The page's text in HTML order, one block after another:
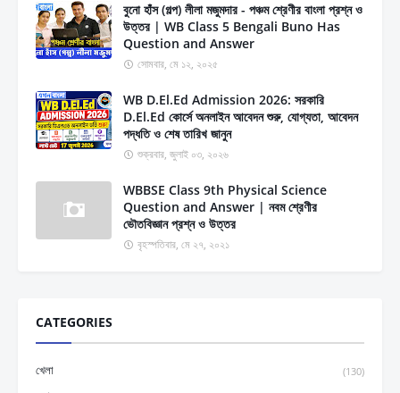
বুনো হাঁস (গল্প) লীলা মজুমদার - পঞ্চম শ্রেণীর বাংলা প্রশ্ন ও
উত্তর | WB Class 5 Bengali Buno Has
Question and Answer
সোমবার, মে ১২, ২০২৫
WB D.El.Ed Admission 2026: সরকারি
D.El.Ed কোর্সে অনলাইন আবেদন শুরু, যোগ্যতা, আবেদন
পদ্ধতি ও শেষ তারিখ জানুন
শুক্রবার, জুলাই ০৩, ২০২৬
WBBSE Class 9th Physical Science
Question and Answer | নবম শ্রেণীর
ভৌতবিজ্ঞান প্রশ্ন ও উত্তর
বৃহস্পতিবার, মে ২৭, ২০২১
CATEGORIES
খেলা (130)